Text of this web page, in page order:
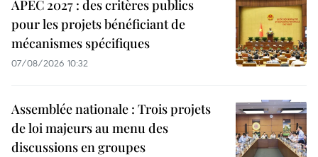
APEC 2027 : des critères publics
pour les projets bénéficiant de
mécanismes spécifiques
07/08/2026 10:32
Assemblée nationale : Trois projets
de loi majeurs au menu des
discussions en groupes